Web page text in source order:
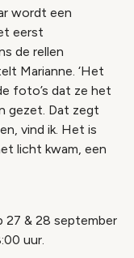
wordt een
eerst
de rellen
Marianne. ‘Het
foto’s dat ze het
gezet. Dat zegt
vind ik. Het is
licht kwam, een
27 & 28 september
uur.